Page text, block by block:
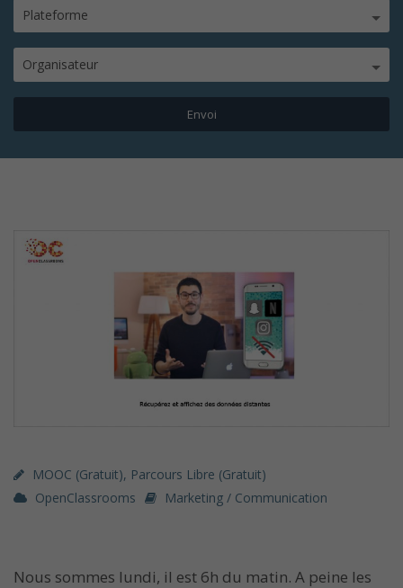
Plateforme
Organisateur
MOOC (gratuit), Parcours Libre (gratuit)
OpenClassrooms
Marketing / Communication
Nous sommes lundi, il est 6h du matin. A peine les